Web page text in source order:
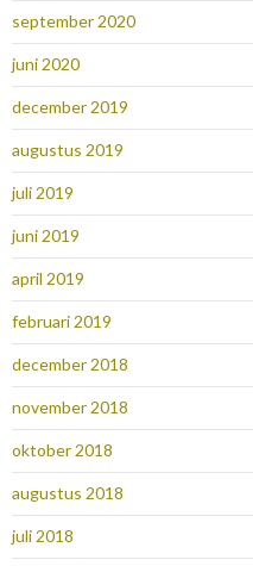
september 2020
juni 2020
december 2019
augustus 2019
juli 2019
juni 2019
april 2019
februari 2019
december 2018
november 2018
oktober 2018
augustus 2018
juli 2018